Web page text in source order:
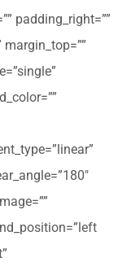
padding_right=””